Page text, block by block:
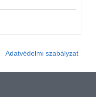
Adatvédelmi szabályzat